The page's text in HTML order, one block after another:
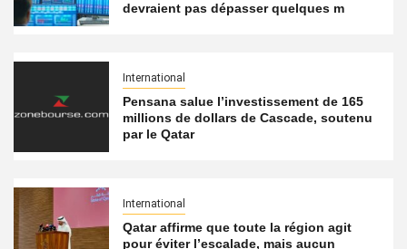
devraient pas dépasser quelques m
International
Pensana salue l’investissement de 165
millions de dollars de Cascade, soutenu
par le Qatar
International
Qatar affirme que toute la région agit
pour éviter l’escalade, mais aucun